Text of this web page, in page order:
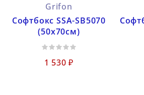
Grifon
Софтбокс SSA-SB5070
(50х70см)
1 530 ₽